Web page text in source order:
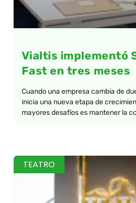
Vialtis implementó
Fast en tres meses
Cuando una empresa cambia de
inicia una nueva etapa de
mayores desafíos es mantener la
TEATRO